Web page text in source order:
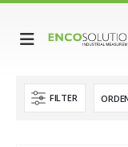
FILTER